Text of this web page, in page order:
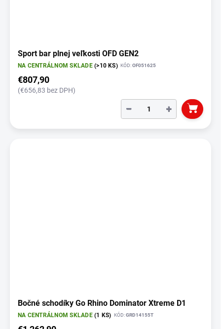
Sport bar plnej veľkosti OFD GEN2
NA CENTRÁLNOM SKLADE(>10 KS) KÓD:OF051625
€807,90
(€656,83 bez DPH)
+
−
Bočné schodíky Go Rhino Dominator Xtreme D1
NA CENTRÁLNOM SKLADE(1 KS) KÓD:GRD14155T